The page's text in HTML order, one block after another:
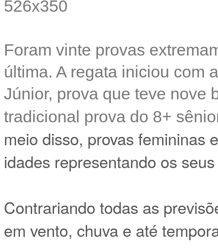
Foram vinte provas
última. A regata iniciou com
Júnior, prova que teve nove
tradicional prova do 8+
meio disso, provas femininas
idades representando os
Contrariando todas as
em vento, chuva e até